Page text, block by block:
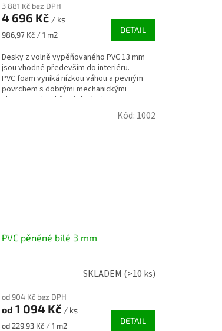
3 881 Kč bez DPH
4 696 Kč / ks
Měrná
986,97 Kč / 1 m2 DETAIL
Desky z volně vypěňovaného PVC 13 mm
jsou vhodné především do interiéru.
PVC foam vyniká nízkou váhou a pevným
povrchem s dobrými mechanickými
vlastnostmi. Lehčená deska je...
PVC pěněné bílé 3 mm
SKLADEM (>10 ks)
od 904 Kč bez DPH
od 1 094 Kč / ks
Měrná
od 229,93 Kč / 1 m2 DETAIL
Kód: 1002